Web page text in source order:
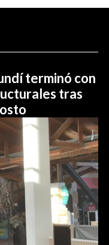
terminó con
tras